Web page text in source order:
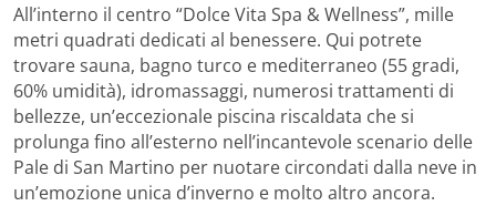
All’interno il centro “Dolce Vita Spa & Wellness”, mille
metri quadrati dedicati al benessere. Qui potrete
trovare sauna, bagno turco e mediterraneo (55 gradi,
60% umidità), idromassaggi, numerosi trattamenti di
bellezze, un’eccezionale piscina riscaldata che si
prolunga fino all’esterno nell’incantevole scenario delle
Pale di San Martino per nuotare circondati dalla neve in
un’emozione unica d’inverno e molto altro ancora.